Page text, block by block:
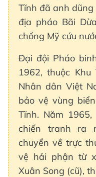
Tĩnh đã anh
địa pháo Bãi
chống Mỹ cứu
Đại đội Pháo
1962, thuộc
Nhân dân Việt
bảo vệ vùng
Tĩnh. Năm
chiến tranh ra
chuyển về trực
vệ hải phận từ
Xuân Song (cũ),